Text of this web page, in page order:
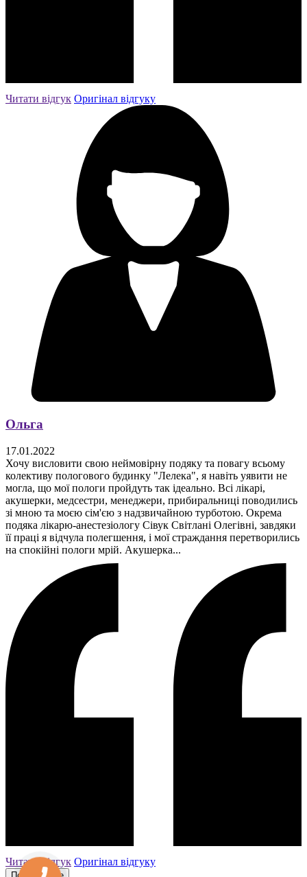
Читати відгук Оригiнал вiдгуку
Ольга
17.01.2022
Хочу висловити свою неймовірну подяку та повагу всьому
колективу пологового будинку "Лелека", я навіть уявити не
могла, що мої пологи пройдуть так ідеально. Всі лікарі,
акушерки, медсестри, менеджери, прибиральниці поводились
зі мною та моєю сім'єю з надзвичайною турботою. Окрема
подяка лікарю-анестезіологу Сівук Світлані Олегівні, завдяки
її праці я відчула полегшення, і мої страждання перетворились
на спокійні пологи мрій. Акушерка...
Читати відгук Оригiнал вiдгуку